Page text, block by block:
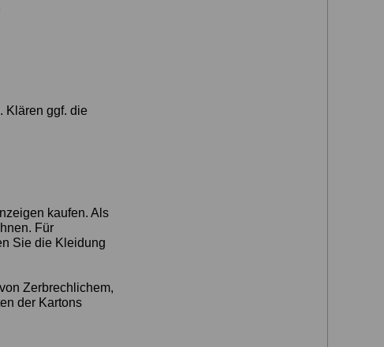
Klären ggf. die
kaufen. Als
Für
Sie die Kleidung
Zerbrechlichem,
der Kartons